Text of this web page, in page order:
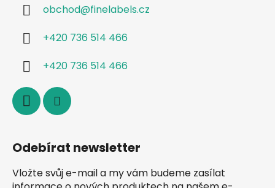
obchod@finelabels.cz
+420 736 514 466
+420 736 514 466
Odebírat newsletter
Vložte svůj e-mail a my vám budeme zasílat